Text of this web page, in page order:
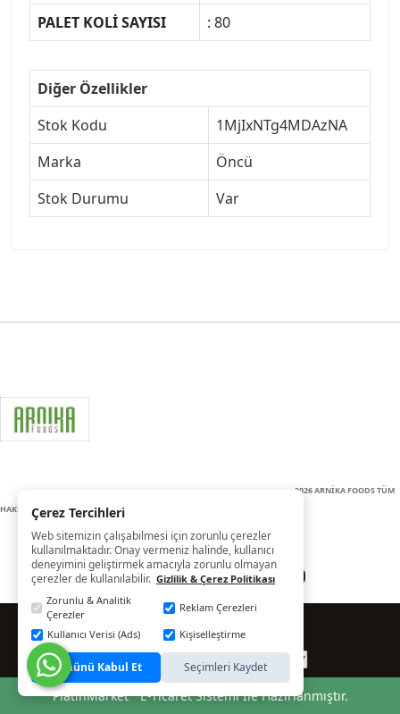
PALET KOLİ SAYISI
: 80
Diğer Özellikler
Stok Kodu
1MjIxNTg4MDAzNA
Marka
Öncü
Stok Durumu
Var
2026 ARNİKA FOODS TÜM
HAKLARI SAKLIDIR
PlatinMarket E-Ticaret Sistemiİle Hazırlanmıştır.
Çerez Tercihleri
Web sitemizin çalışabilmesi için zorunlu çerezler
kullanılmaktadır. Onay vermeniz halinde, kullanıcı
deneyimini geliştirmek amacıyla zorunlu olmayan
çerezler de kullanılabilir. Gizlilik & Çerez Politikası
Zorunlu & Analitik
Çerezler
Reklam Çerezleri
Kullanıcı Verisi (Ads)
Kişiselleştirme
Tümünü Kabul Et Seçimleri Kaydet